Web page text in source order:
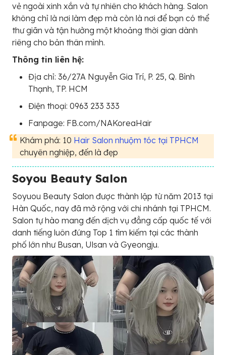
vẻ ngoài xinh xắn và tự nhiên cho khách hàng. Salon
không chỉ là nơi làm đẹp mà còn là nơi để bạn có thể
thư giãn và tận hưởng một khoảng thời gian dành
riêng cho bản thân mình.
Thông tin liên hệ:
Địa chỉ: 36/27A Nguyễn Gia Trí, P. 25, Q. Bình
Thạnh, TP. HCM
Điện thoại: 0963 233 333
Fanpage: FB.com/NAKoreaHair
Khám phá: 10 Hair Salon nhuộm tóc tại TPHCM
chuyên nghiệp, đến là đẹp
Soyou Beauty Salon
Soyuou Beauty Salon được thành lập từ năm 2013 tại
Hàn Quốc, nay đã mở rộng với chi nhánh tại TPHCM.
Salon tự hào mang đến dịch vụ đẳng cấp quốc tế với
danh tiếng luôn đứng Top 1 tìm kiếm tại các thành
phố lớn như Busan, Ulsan và Gyeongju.